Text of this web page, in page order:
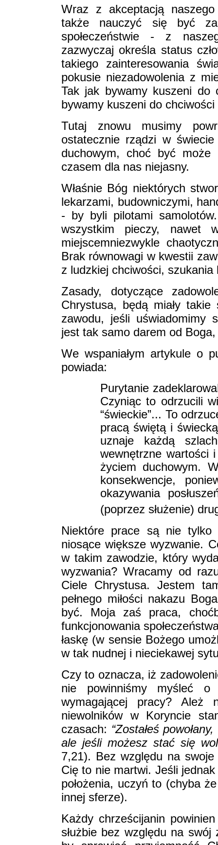
Wraz z akceptacją
także nauczyć się być
społeczeństwie - z
zazwyczaj określa status
takiego zainteresowania
pokusie niezadowolenia z
Tak jak bywamy kuszeni do
bywamy kuszeni do
Tutaj znowu musimy
ostatecznie rządzi w
duchowym, choć być
czasem dla nas niejasny.
Właśnie Bóg niektórych
lekarzami, budowniczymi,
- by byli pilotami
wszystkim pieczy, nawet
miejscemniezwykle
Brak równowagi w kwestii
z ludzkiej chciwości, szukania
Zasady, dotyczące
Chrystusa, będą miały
zawodu, jeśli uświadomimy
jest tak samo darem od
We wspaniałym artykule o
powiada:
Purytanie
Czyniąc to odrzucili
“świeckie”... To
pracą świętą i
uznaje każdą
wewnętrzne wartości
życiem duchowym.
konsekwencje,
okazywania
(poprzez służenie)
Niektóre prace są nie tylko
niosące większe wyzwanie.
w takim zawodzie, który
wyzwania? Wracamy od
Ciele Chrystusa. Jestem
pełnego miłości nakazu
być. Moja zaś praca,
funkcjonowania
łaskę (w sensie Bożego
w tak nudnej i nieciekawej
Czy to oznacza, iż
nie powinniśmy myśleć o
wymagającej pracy? Ależ
niewolników w Koryncie
czasach: “Zostałeś
ale jeśli możesz stać się
7,21). Bez względu na swoje
Cię to nie martwi. Jeśli
położenia, uczyń to (chyba
innej sferze).
Każdy chrześcijanin
służbie bez względu na